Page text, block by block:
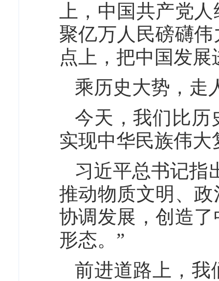
上，中国共产党
聚亿万人民磅礴
点上，把中国发
乘历史大势，走
今天，我们比历
实现中华民族伟大
习近平总书记指
推动物质文明、
协调发展，创造
形态。”
前进道路上，我